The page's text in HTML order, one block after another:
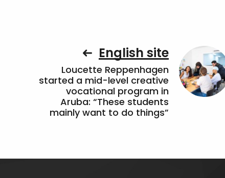
English site
Loucette Reppenhagen
started a mid-level creative
vocational program in
Aruba: “These students
mainly want to do things”